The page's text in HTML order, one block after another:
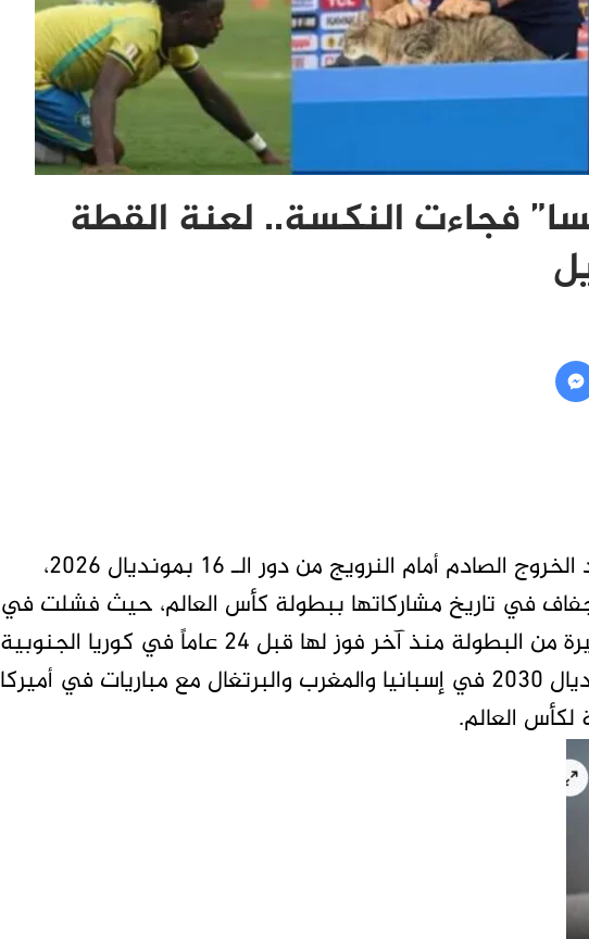
فجاءت النكسة.. لعنة القطة
وكالات – متابعات تاق برس – بعد الخروج الصادم أمام النرويج من دور الـ 16 بمونديال 2026،
جفاف في تاريخ مشاركاتها ببطولة كأس العالم، حيث فشلت في
رفع الكأس في النسخ الست الأخيرة من البطولة منذ آخر فوز لها قبل 24 عاماً في كوريا الجنوبية
واليابان، ليمتد الانتظار حتى مونديال 2030 في إسبانيا والمغرب والبرتغال مع مباريات في أميركا
لكأس العالم.